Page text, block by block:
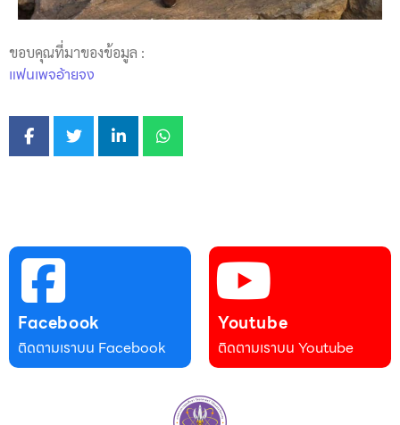
ขอบคุณที่มาของข้อมูล :
แฟนเพจอ้ายจง
Facebook
ติดตามเราบน Facebook
Youtube
ติดตามเราบน Youtube